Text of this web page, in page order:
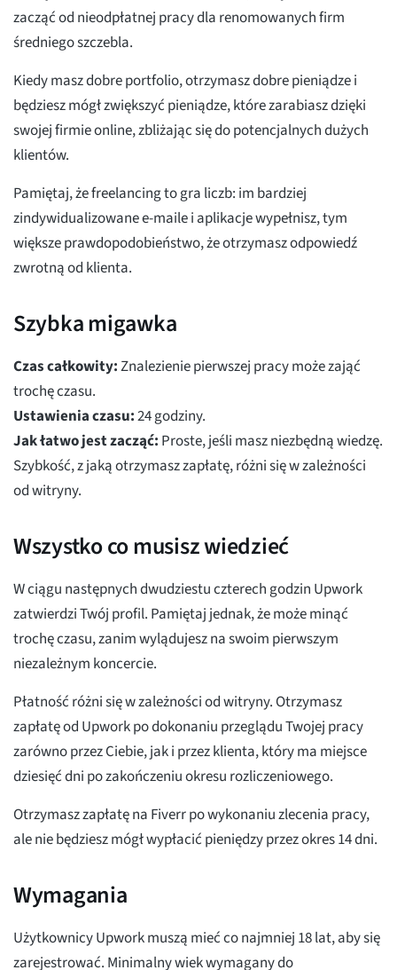
zacząć od nieodpłatnej pracy dla renomowanych firm
średniego szczebla.
Kiedy masz dobre portfolio, otrzymasz dobre pieniądze i
będziesz mógł zwiększyć pieniądze, które zarabiasz dzięki
swojej firmie online, zbliżając się do potencjalnych dużych
klientów.
Pamiętaj, że freelancing to gra liczb: im bardziej
zindywidualizowane e-maile i aplikacje wypełnisz, tym
większe prawdopodobieństwo, że otrzymasz odpowiedź
zwrotną od klienta.
Szybka migawka
Czas całkowity:Znalezienie pierwszej pracy może zająć
trochę czasu.
Ustawienia czasu:24 godziny.
Jak łatwo jest zacząć: Proste, jeśli masz niezbędną wiedzę.
Szybkość, z jaką otrzymasz zapłatę, różni się w zależności
od witryny.
Wszystko co musisz wiedzieć
W ciągu następnych dwudziestu czterech godzin Upwork
zatwierdzi Twój profil. Pamiętaj jednak, że może minąć
trochę czasu, zanim wylądujesz na swoim pierwszym
niezależnym koncercie.
Płatność różni się w zależności od witryny. Otrzymasz
zapłatę od Upwork po dokonaniu przeglądu Twojej pracy
zarówno przez Ciebie, jak i przez klienta, który ma miejsce
dziesięć dni po zakończeniu okresu rozliczeniowego.
Otrzymasz zapłatę na Fiverr po wykonaniu zlecenia pracy,
ale nie będziesz mógł wypłacić pieniędzy przez okres 14 dni.
Wymagania
Użytkownicy Upwork muszą mieć co najmniej 18 lat, aby się
zarejestrować. Minimalny wiek wymagany do